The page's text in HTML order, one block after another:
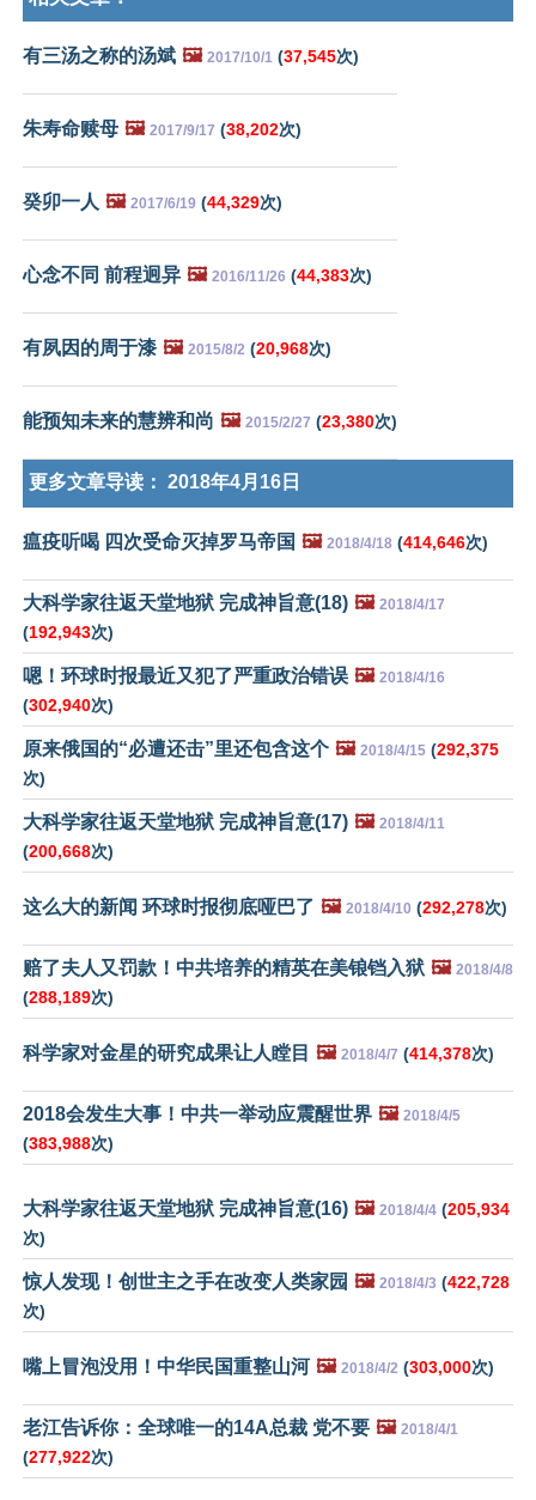
有三汤之称的汤斌 🖼️ 2017/10/1 (37,545次)
朱寿命赎母 🖼️ 2017/9/17 (38,202次)
癸卯一人 🖼️ 2017/6/19 (44,329次)
心念不同 前程迥异 🖼️ 2016/11/26 (44,383次)
有夙因的周于漆 🖼️ 2015/8/2 (20,968次)
能预知未来的慧辨和尚 🖼️ 2015/2/27 (23,380次)
更多文章导读： 2018年4月16日
瘟疫听喝 四次受命灭掉罗马帝国 🖼️ 2018/4/18 (414,646次)
大科学家往返天堂地狱 完成神旨意(18) 🖼️ 2018/4/17
(192,943次)
嗯！环球时报最近又犯了严重政治错误 🖼️ 2018/4/16
(302,940次)
原来俄国的“必遭还击”里还包含这个 🖼️ 2018/4/15 (292,375
次)
大科学家往返天堂地狱 完成神旨意(17) 🖼️ 2018/4/11
(200,668次)
这么大的新闻 环球时报彻底哑巴了 🖼️ 2018/4/10 (292,278次)
赔了夫人又罚款！中共培养的精英在美锒铛入狱 🖼️ 2018/4/8
(288,189次)
科学家对金星的研究成果让人瞠目 🖼️ 2018/4/7 (414,378次)
2018会发生大事！中共一举动应震醒世界 🖼️ 2018/4/5
(383,988次)
大科学家往返天堂地狱 完成神旨意(16) 🖼️ 2018/4/4 (205,934
次)
惊人发现！创世主之手在改变人类家园 🖼️ 2018/4/3 (422,728
次)
嘴上冒泡没用！中华民国重整山河 🖼️ 2018/4/2 (303,000次)
老江告诉你：全球唯一的14A总裁 党不要 🖼️ 2018/4/1
(277,922次)